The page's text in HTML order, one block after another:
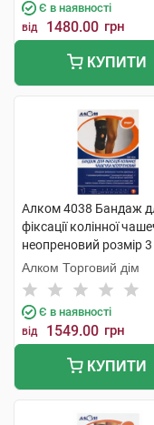
Є в наявності
від 1480.00 грн
КУПИТИ
Алком 4038 Бандаж
фіксації колінної
неопреновий розмір 3
чорний 1 шт
Алком Торговий дім
Є в наявності
від 1549.00 грн
КУПИТИ